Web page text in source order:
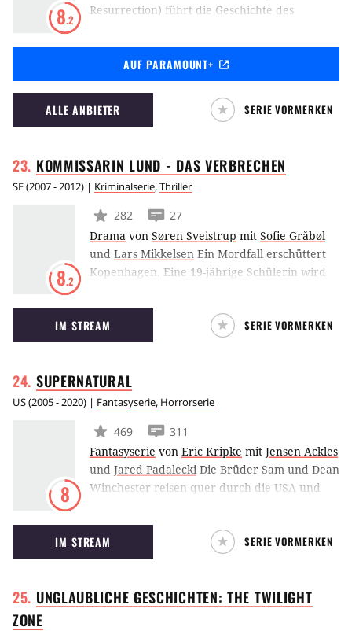
8.2
Resurrection) führt die Geschichte des
Revival-Serie New Blood bei Paramount+ fort.
Michael C. Hall kehrt erneut als Dexter
Morgan zurück. Nachdem er aus dem Koma
erwacht, beginnt für ihn in New York City ein
neues Kapitel.
AUF PARAMOUNT+
ALLE ANBIETER SERIE VORMERKEN
KOMMISSARIN LUND - DAS VERBRECHEN
SE(2007 - 2012) | Kriminalserie,Thriller
8.2
282
27
Drama von Søren Sveistrup mit Sofie Gråbøl
und Lars Mikkelsen Ein Mordfall erschüttert
Kopenhagen. Eine 19-jährige Schülerin wird
misshandelt und vergewaltigt. Im Mittelpunkt
der Ermittlungen steht Kommissarin Sarah
Lund, der dieser Fall an ihrem eigentlich
Mordkommission übertragen wird. Alle
Spuren weisen auf das Rathaus …
IM STREAM SERIE VORMERKEN
SUPERNATURAL
US(2005 - 2020) | Fantasyserie, Horrorserie
8
469
311
Fantasyserie von Eric Kripke mit Jensen Ackles
und Jared Padalecki Die Brüder Sam und Dean
Winchester reisen quer durch die USA und
von Hexen, Geistern und Dämonen. Die
Brüder bekämpfen jede übernatürliche
Macht, die sich ihnen in den Weg stellt, um die
retten.
IM STREAM SERIE VORMERKEN
UNGLAUBLICHE GESCHICHTEN: THE TWILIGHT
ZONE